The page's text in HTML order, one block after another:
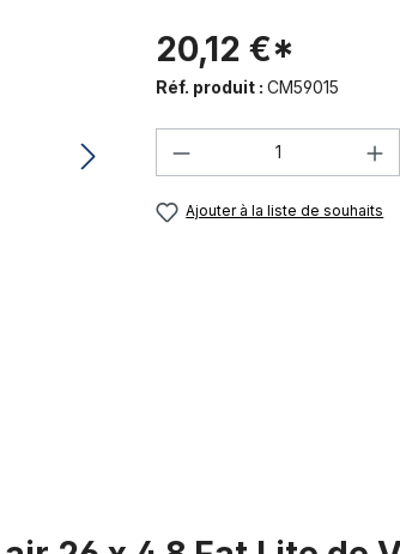
20,12 €*
Réf. produit : CM59015
Quantité de
Ajouter à la liste de souhaits